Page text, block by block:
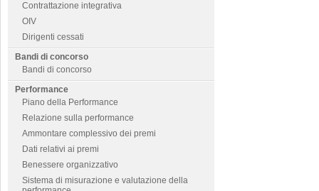
Contrattazione integrativa
OIV
Dirigenti cessati
Bandi di concorso
Bandi di concorso
Performance
Piano della Performance
Relazione sulla performance
Ammontare complessivo dei premi
Dati relativi ai premi
Benessere organizzativo
Sistema di misurazione e valutazione della